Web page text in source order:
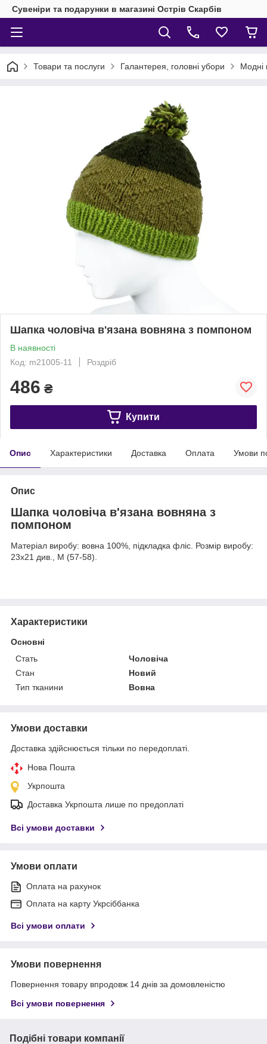
Сувеніри та подарунки в магазині Острів Скарбів
Товари та послуги Галантерея, головні убори Модні
Шапка чоловіча в'язана вовняна з помпоном
В наявності
Код: m21005-11
Роздріб
486 ₴
Купити
Опис Характеристики Доставка Оплата Умови
Опис
Шапка чоловіча в'язана вовняна з
помпоном
Матеріал виробу: вовна 100%, підкладка фліс. Розмір виробу:
23х21 див., М (57-58).
Характеристики
Основні
Стать
Чоловіча
Стан
Новий
Тип тканини
Вовна
Умови доставки
Доставка здійснюється тільки по передоплаті.
Нова Пошта
Укрпошта
Доставка Укрпошта лише по предоплаті
Всі умови доставки
Умови оплати
Оплата на рахунок
Оплата на карту Укрсіббанка
Всі умови оплати
Умови повернення
Повернення товару впродовж 14 днів за домовленістю
Всі умови повернення
Подібні товари компанії